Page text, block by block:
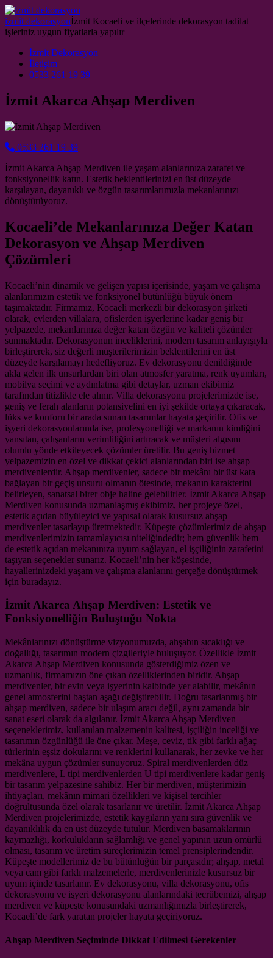
Skip to content
izmit dekorasyonİzmit Kocaeli ve ilçelerinde dekorasyon tadilat
işleriniz uygun fiyatlarla yapılır
Main Navigation
İzmit Dekorasyon
İletişim
0533 261 19 39
İzmit Akarca Ahşap Merdiven
0533 261 19 39
İzmit Akarca Ahşap Merdiven ile yaşam alanlarınıza zarafet ve
fonksiyonellik katın. Estetik beklentilerinizi en üst düzeyde
karşılayan, dayanıklı ve özgün tasarımlarımızla mekanlarınızı
dönüştürüyoruz.
Kocaeli’de Mekanlarınıza Değer Katan
Dekorasyon ve Ahşap Merdiven
Çözümleri
Kocaeli’nin dinamik ve gelişen yapısı içerisinde, yaşam ve çalışma
alanlarımızın estetik ve fonksiyonel bütünlüğü büyük önem
taşımaktadır. Firmamız, Kocaeli merkezli bir dekorasyon şirketi
olarak, evlerden villalara, ofislerden işyerlerine kadar geniş bir
yelpazede, mekanlarınıza değer katan özgün ve kaliteli çözümler
sunmaktadır. Dekorasyonun inceliklerini, modern tasarım anlayışıyla
birleştirerek, siz değerli müşterilerimizin beklentilerini en üst
düzeyde karşılamayı hedefliyoruz. Ev dekorasyonu denildiğinde
akla gelen ilk unsurlardan biri olan atmosfer yaratma, renk uyumları,
mobilya seçimi ve aydınlatma gibi detaylar, uzman ekibimiz
tarafından titizlikle ele alınır. Villa dekorasyonu projelerimizde ise,
geniş ve ferah alanların potansiyelini en iyi şekilde ortaya çıkaracak,
lüks ve konforu bir arada sunan tasarımlar hayata geçirilir. Ofis ve
işyeri dekorasyonlarında ise, profesyonelliği ve markanın kimliğini
yansıtan, çalışanların verimliliğini artıracak ve müşteri algısını
olumlu yönde etkileyecek çözümler üretilir. Bu geniş hizmet
yelpazemizin en özel ve dikkat çekici alanlarından biri ise ahşap
merdivenlerdir. Ahşap merdivenler, sadece bir mekânı bir üst kata
bağlayan bir geçiş unsuru olmanın ötesinde, mekanın karakterini
belirleyen, sanatsal birer obje haline gelebilirler. İzmit Akarca Ahşap
Merdiven konusunda uzmanlaşmış ekibimiz, her projeye özel,
estetik açıdan büyüleyici ve yapısal olarak kusursuz ahşap
merdivenler tasarlayıp üretmektedir. Küpeşte çözümlerimiz de ahşap
merdivenlerimizin tamamlayıcısı niteliğindedir; hem güvenlik hem
de estetik açıdan mekanınıza uyum sağlayan, el işçiliğinin zarafetini
taşıyan seçenekler sunarız. Kocaeli’nin her köşesinde,
hayallerinizdeki yaşam ve çalışma alanlarını gerçeğe dönüştürmek
için buradayız.
İzmit Akarca Ahşap Merdiven: Estetik ve
Fonksiyonelliğin Buluştuğu Nokta
Mekânlarınızı dönüştürme vizyonumuzda, ahşabın sıcaklığı ve
doğallığı, tasarımın modern çizgileriyle buluşuyor. Özellikle İzmit
Akarca Ahşap Merdiven konusunda gösterdiğimiz özen ve
uzmanlık, firmamızın öne çıkan özelliklerinden biridir. Ahşap
merdivenler, bir evin veya işyerinin kalbinde yer alabilir, mekânın
genel atmosferini baştan aşağı değiştirebilir. Doğru tasarlanmış bir
ahşap merdiven, sadece bir ulaşım aracı değil, aynı zamanda bir
sanat eseri olarak da algılanır. İzmit Akarca Ahşap Merdiven
seçeneklerimiz, kullanılan malzemenin kalitesi, işçiliğin inceliği ve
tasarımın özgünlüğü ile öne çıkar. Meşe, ceviz, tik gibi farklı ağaç
türlerinin eşsiz dokularını ve renklerini kullanarak, her zevke ve her
mekâna uygun çözümler sunuyoruz. Spiral merdivenlerden düz
merdivenlere, L tipi merdivenlerden U tipi merdivenlere kadar geniş
bir tasarım yelpazesine sahibiz. Her bir merdiven, müşterimizin
ihtiyaçları, mekânın mimari özellikleri ve kişisel tercihler
doğrultusunda özel olarak tasarlanır ve üretilir. İzmit Akarca Ahşap
Merdiven projelerimizde, estetik kaygıların yanı sıra güvenlik ve
dayanıklılık da en üst düzeyde tutulur. Merdiven basamaklarının
kaymazlığı, korkulukların sağlamlığı ve genel yapının uzun ömürlü
olması, tasarım ve üretim süreçlerimizin temel prensiplerindendir.
Küpeşte modellerimiz de bu bütünlüğün bir parçasıdır; ahşap, metal
veya cam gibi farklı malzemelerle, merdivenlerinizle kusursuz bir
uyum içinde tasarlanır. Ev dekorasyonu, villa dekorasyonu, ofis
dekorasyonu ve işyeri dekorasyonu alanlarındaki tecrübemizi, ahşap
merdiven ve küpeşte konusundaki uzmanlığımızla birleştirerek,
Kocaeli’de fark yaratan projeler hayata geçiriyoruz.
Ahşap Merdiven Seçiminde Dikkat Edilmesi Gerekenler